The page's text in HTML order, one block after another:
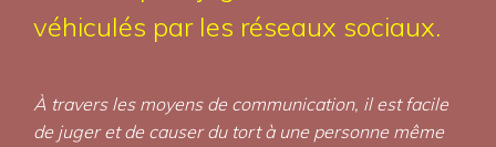
véhiculés par les réseaux sociaux.
À travers les moyens de communication, il est facile
de juger et de causer du tort à une personne même